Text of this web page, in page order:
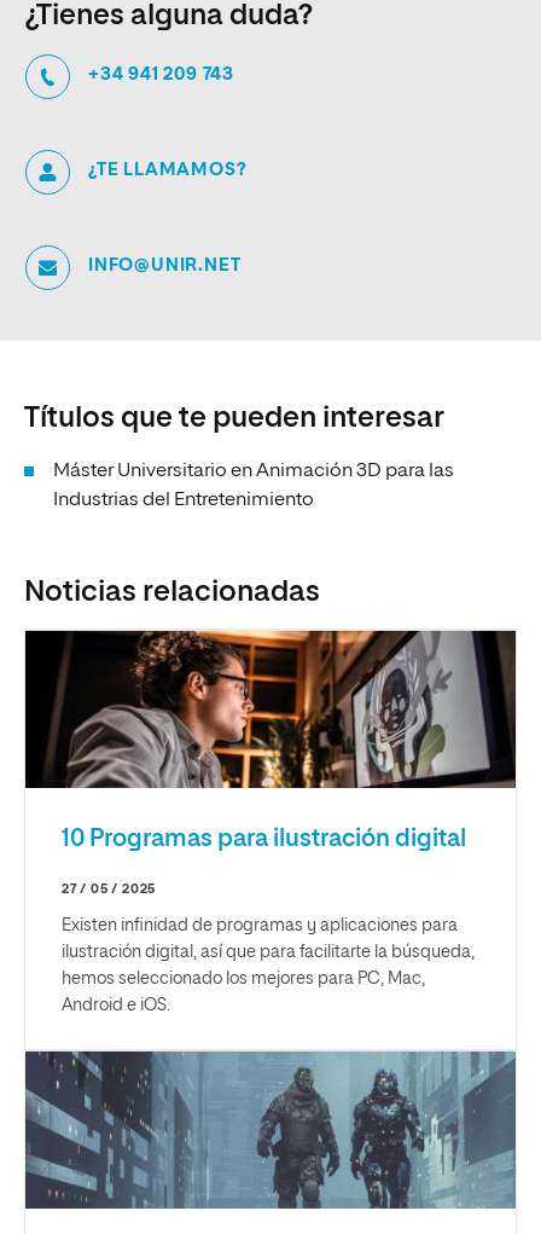
¿Tienes alguna duda?
+34 941 209 743
¿TE LLAMAMOS?
INFO@UNIR.NET
Títulos que te pueden interesar
Máster Universitario en Animación 3D para las
Industrias del Entretenimiento
Noticias relacionadas
10 Programas para ilustración digital
27 / 05 / 2025
Existen infinidad de programas y aplicaciones para
ilustración digital, así que para facilitarte la búsqueda,
hemos seleccionado los mejores para PC, Mac,
Android e iOS.